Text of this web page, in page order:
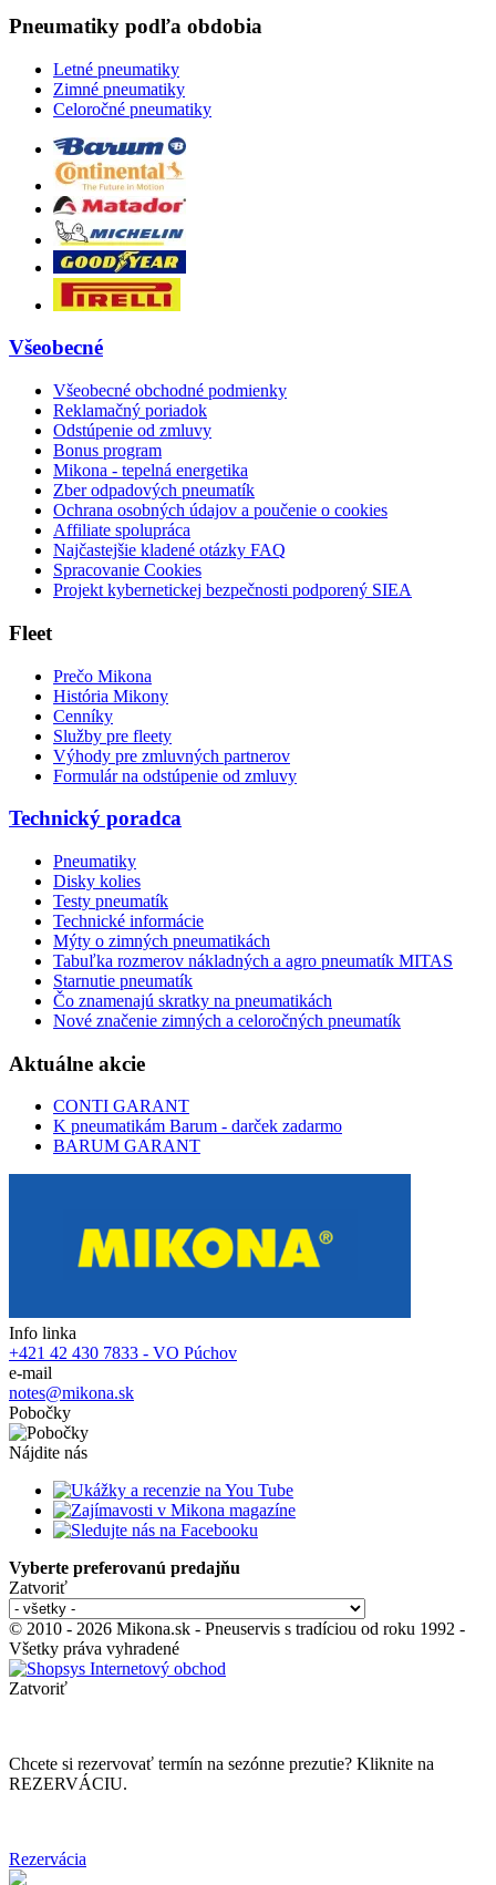
Pneumatiky podľa obdobia
Letné pneumatiky
Zimné pneumatiky
Celoročné pneumatiky
Všeobecné
Všeobecné obchodné podmienky
Reklamačný poriadok
Odstúpenie od zmluvy
Bonus program
Mikona - tepelná energetika
Zber odpadových pneumatík
Ochrana osobných údajov a poučenie o cookies
Affiliate spolupráca
Najčastejšie kladené otázky FAQ
Spracovanie Cookies
Projekt kybernetickej bezpečnosti podporený SIEA
Fleet
Prečo Mikona
História Mikony
Cenníky
Služby pre fleety
Výhody pre zmluvných partnerov
Formulár na odstúpenie od zmluvy
Technický poradca
Pneumatiky
Disky kolies
Testy pneumatík
Technické informácie
Mýty o zimných pneumatikách
Tabuľka rozmerov nákladných a agro pneumatík MITAS
Starnutie pneumatík
Čo znamenajú skratky na pneumatikách
Nové značenie zimných a celoročných pneumatík
Aktuálne akcie
CONTI GARANT
K pneumatikám Barum - darček zadarmo
BARUM GARANT
Info linka
+421 42 430 7833 - VO Púchov
e-mail
notes@mikona.sk
Pobočky
Nájdite nás
Vyberte preferovanú predajňu
Zatvoriť
© 2010 - 2026 Mikona.sk - Pneuservis s tradíciou od roku 1992 -
Všetky práva vyhradené
Zatvoriť
Chcete si rezervovať termín na sezónne prezutie? Kliknite na
REZERVÁCIU.
Rezervácia